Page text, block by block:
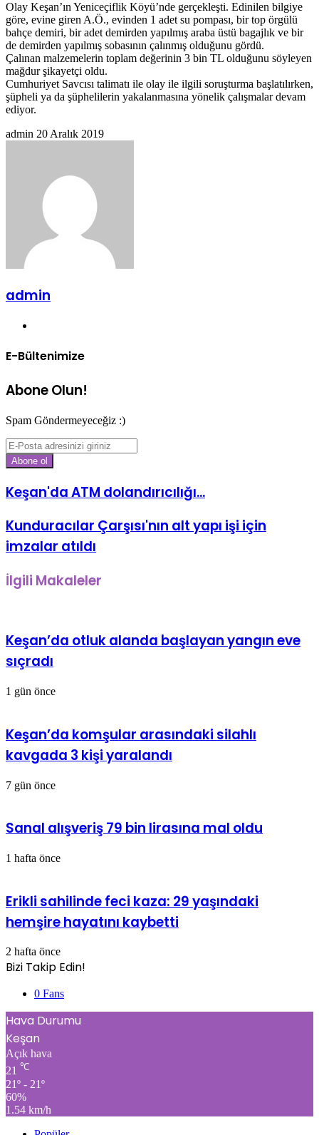
Olay Keşan’ın Yeniceçiflik Köyü’nde gerçekleşti. Edinilen bilgiye
göre, evine giren A.Ö., evinden 1 adet su pompası, bir top örgülü
bahçe demiri, bir adet demirden yapılmış araba üstü bagajlık ve bir
de demirden yapılmış sobasının çalınmış olduğunu gördü.
Çalınan malzemelerin toplam değerinin 3 bin TL olduğunu söyleyen
mağdur şikayetçi oldu.
Cumhuriyet Savcısı talimatı ile olay ile ilgili soruşturma başlatılırken,
şüpheli ya da şüphelilerin yakalanmasına yönelik çalışmalar devam
ediyor.
admin Bir
20 Aralık 2019
admin
E-Bültenimize
Abone Olun!
Spam Göndermeyeceğiz :)
E-
Posta
adresinizi
Keşan'da ATM dolandırıcılığı...
Kunduracılar Çarşısı'nın alt yapı işi için
imzalar atıldı
İlgili Makaleler
Keşan’da otluk alanda başlayan yangın eve
sıçradı
1 gün önce
Keşan’da komşular arasındaki silahlı
kavgada 3 kişi yaralandı
7 gün önce
Sanal alışveriş 79 bin lirasına mal oldu
1 hafta önce
Erikli sahilinde feci kaza: 29 yaşındaki
hemşire hayatını kaybetti
2 hafta önce
Bizi Takip Edin!
0 Fans
Hava Durumu
Keşan
Açık hava
21 ℃
21º - 21º
60%
1.54 km/h